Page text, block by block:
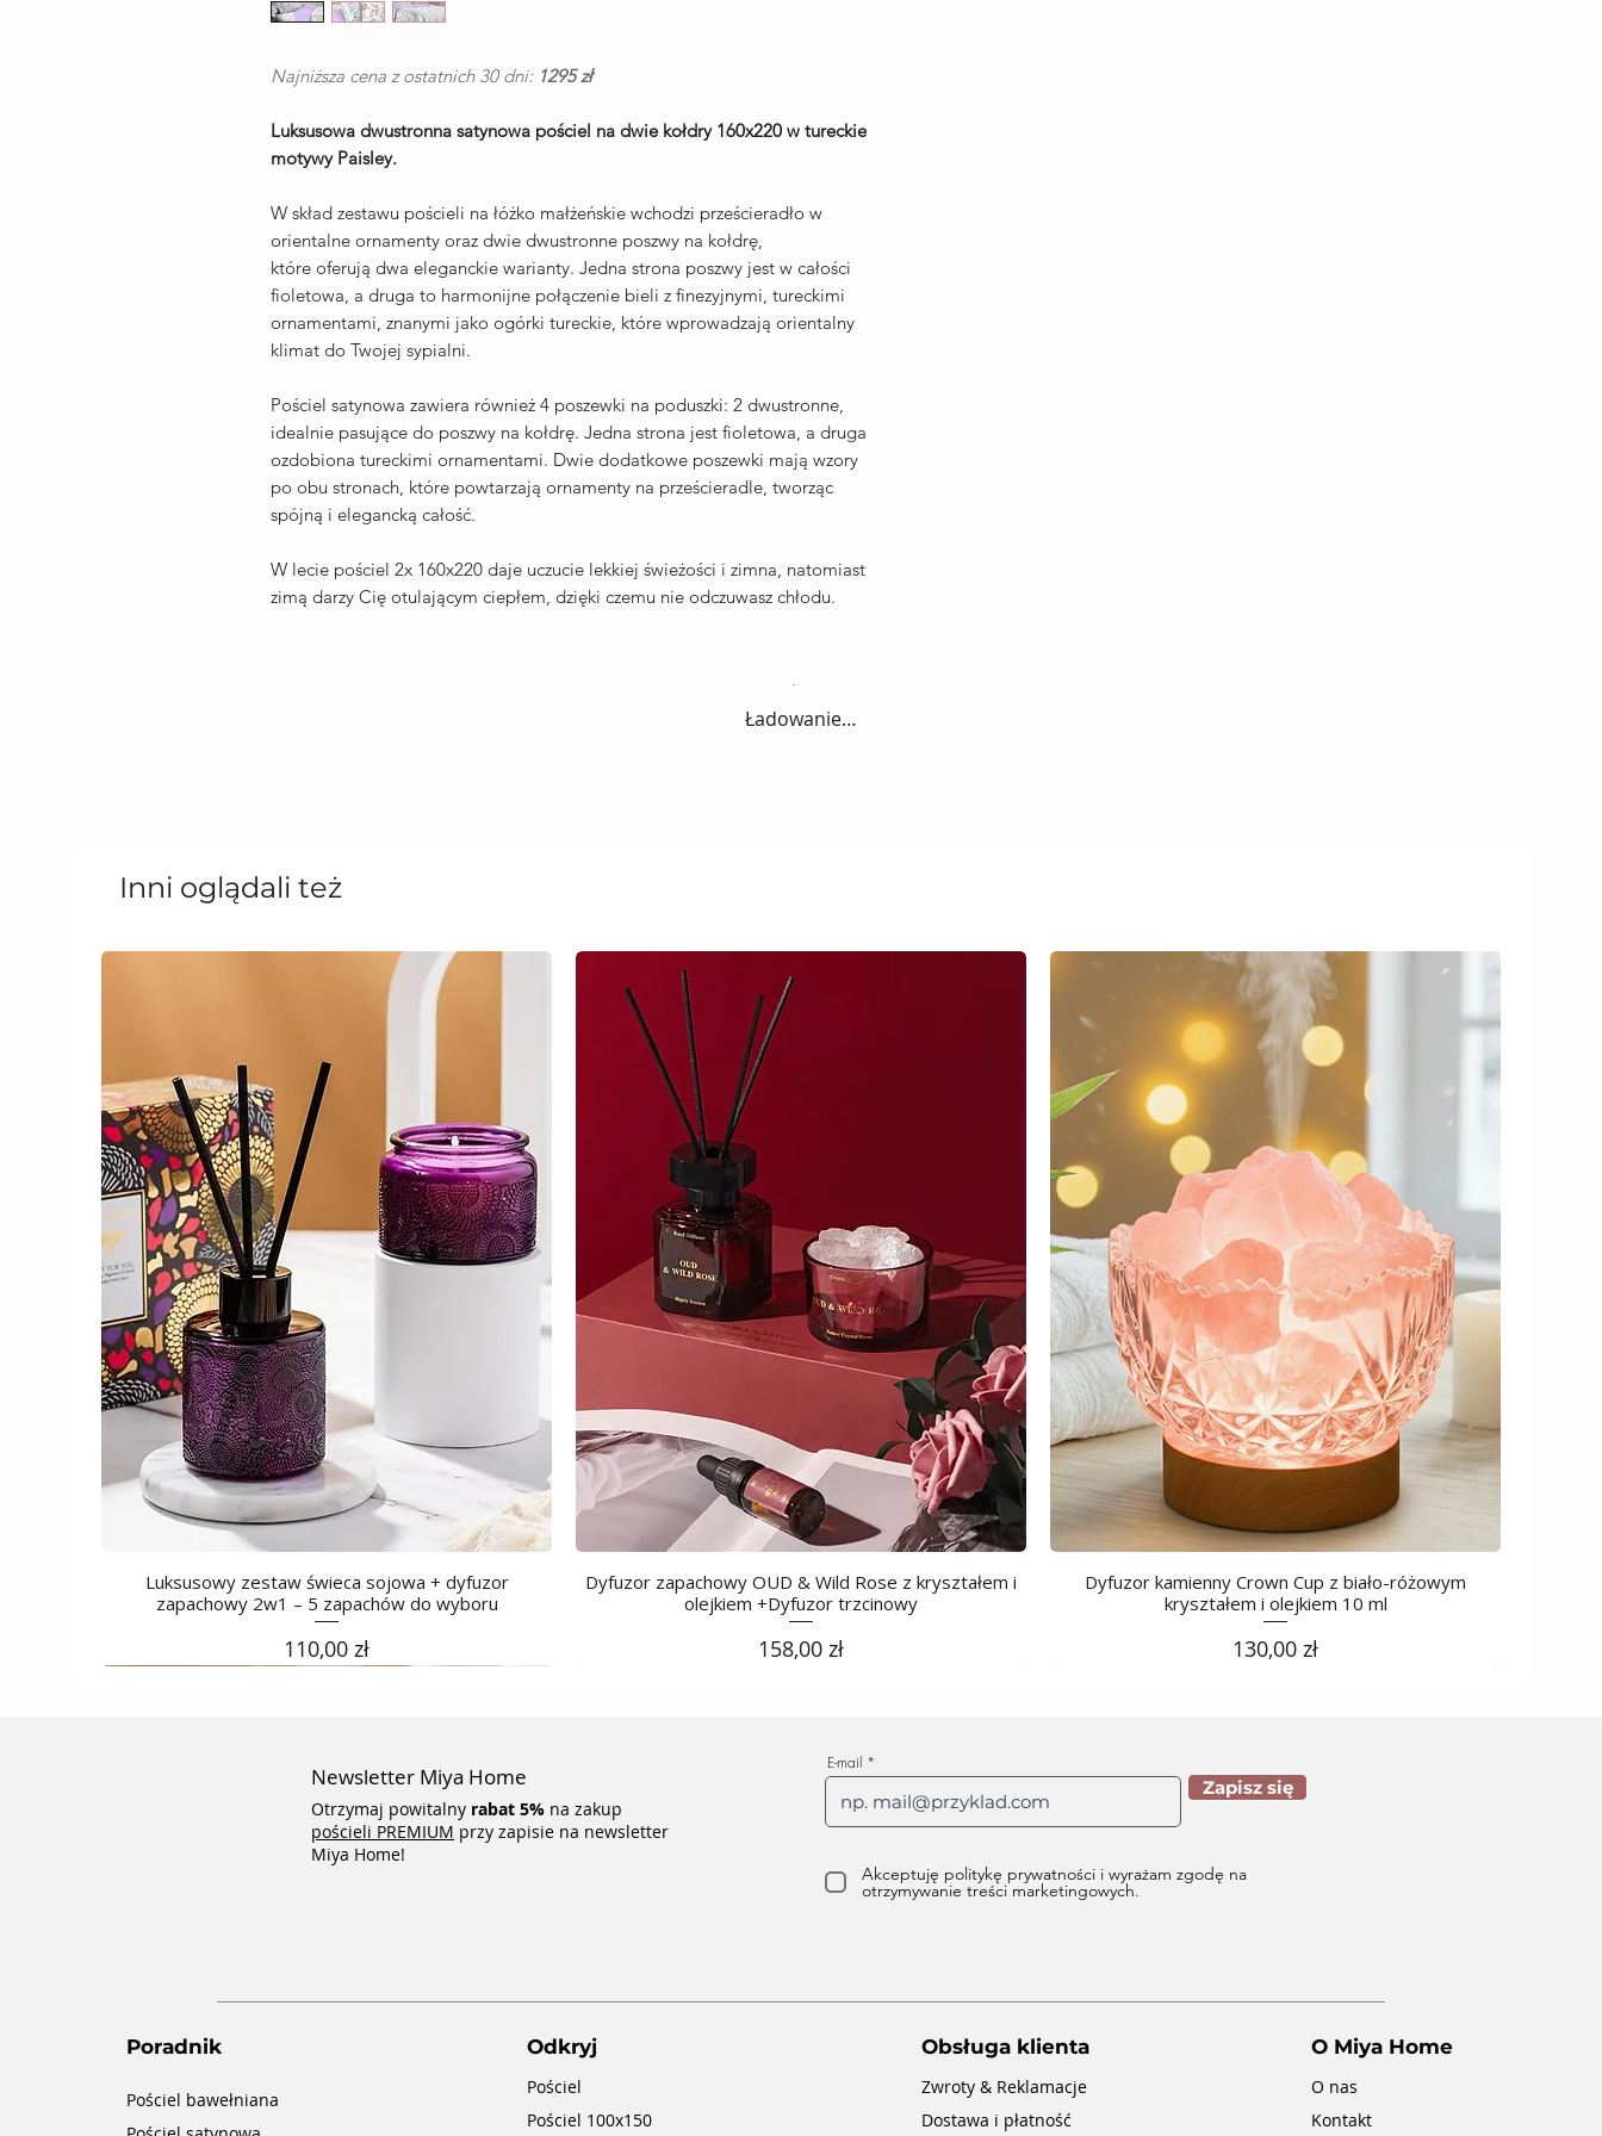
Najniższa cena z ostatnich 30 dni: 1295 zł
Luksusowa dwustronna satynowa pościel na dwie kołdry 160x220 w tureckie
motywy Paisley.
W skład zestawu pościeli na łóżko małżeńskie wchodzi prześcieradło w
orientalne ornamenty oraz dwie dwustronne poszwy na kołdrę,
które oferują dwa eleganckie warianty. Jedna strona poszwy jest w całości
fioletowa, a druga to harmonijne połączenie bieli z finezyjnymi, tureckimi
ornamentami, znanymi jako ogórki tureckie, które wprowadzają orientalny
klimat do Twojej sypialni.
Pościel satynowa zawiera również 4 poszewki na poduszki: 2 dwustronne,
idealnie pasujące do poszwy na kołdrę. Jedna strona jest fioletowa, a druga
ozdobiona tureckimi ornamentami. Dwie dodatkowe poszewki mają wzory
po obu stronach, które powtarzają ornamenty na prześcieradle, tworząc
spójną i elegancką całość.
W lecie pościel 2x 160x220 daje uczucie lekkiej świeżości i zimna, natomiast
zimą darzy Cię otulającym ciepłem, dzięki czemu nie odczuwasz chłodu.
Ładowanie…
Inni oglądali też
Luksusowy zestaw świeca sojowa + dyfuzor
zapachowy 2w1 – 5 zapachów do wyboru
Cena
110,00 zł
Dyfuzor zapachowy OUD & Wild Rose z kryształem i
olejkiem +Dyfuzor trzcinowy
Cena
158,00 zł
Dyfuzor kamienny Crown Cup z biało-różowym
kryształem i olejkiem 10 ml
Cena
130,00 zł
Newsletter Miya Home
Otrzymaj powitalny rabat 5% na zakup
pościeli PREMIUM przy zapisie na newsletter
Miya Home!
E-mail
Zapisz się
Akceptuję politykę prywatności i wyrażam zgodę na
otrzymywanie treści marketingowych.
Poradnik
Pościel bawełniana
Odkryj
Pościel
Pościel 100x150
Obsługa klienta
Zwroty & Reklamacje
Dostawa i płatność
O Miya Home
O nas
Kontakt